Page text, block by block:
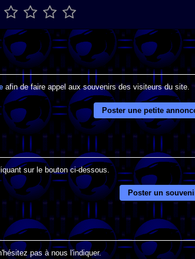
afin de faire appel aux souvenirs des visiteurs du site.
Poster une petite
sur le bouton ci-dessous.
Poster un
pas à nous l'indiquer.